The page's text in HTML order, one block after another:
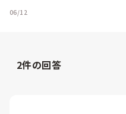
06/12
2件の回答